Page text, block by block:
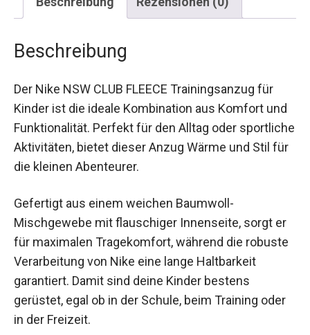
Beschreibung
Kinder ist die ideale Kombination aus Komfort
und Funktionalität. Perfekt für den Alltag oder
sportliche Aktivitäten, bietet dieser Anzug Wärme
und Stil für die kleinen Abenteurer.
Mischgewebe mit flauschiger Innenseite, sorgt
er für maximalen Tragekomfort, während die
robuste Verarbeitung von Nike eine lange
Haltbarkeit garantiert. Damit sind deine Kinder
bestens gerüstet, egal ob in der Schule, beim
Training oder in der Freizeit.